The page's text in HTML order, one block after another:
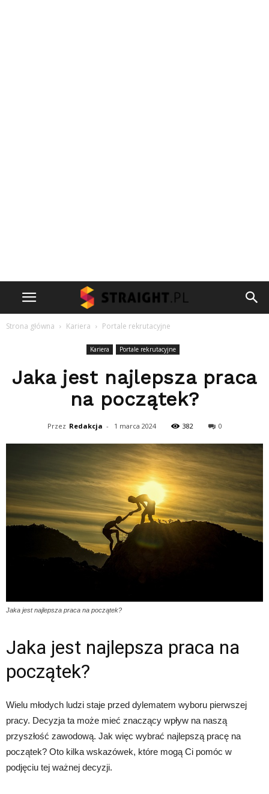
Strona główna Kariera Portale rekrutacyjne
Kariera Portale rekrutacyjne
Jaka jest najlepsza praca
na początek?
Przez Redakcja - 1 marca 2024 382 0
Jaka jest najlepsza praca na początek?
Jaka jest najlepsza praca na
początek?
Wielu młodych ludzi staje przed dylematem wyboru pierwszej
pracy. Decyzja ta może mieć znaczący wpływ na naszą
przyszłość zawodową. Jak więc wybrać najlepszą pracę na
początek? Oto kilka wskazówek, które mogą Ci pomóc w
podjęciu tej ważnej decyzji.